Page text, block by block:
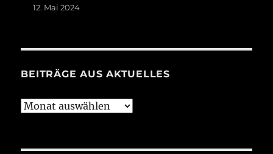
12. Mai 2024
BEITRÄGE AUS AKTUELLES
Beiträge